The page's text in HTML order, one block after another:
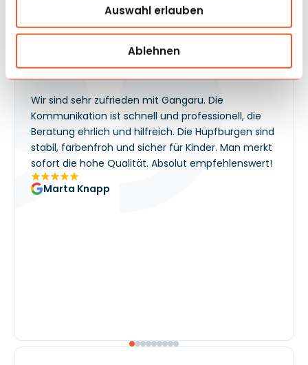
Auswahl erlauben
Ablehnen
der Familienzone aufrechtzuerhalten und den Wert des
gesamten Auftrags zu steigern.
Meinungenund Umsetzung
Unsere Kunden geben uns die Note 5!
Wir sind sehr zufrieden mit Gangaru. Die
Kommunikation ist schnell und professionell, die
Beratung ehrlich und hilfreich. Die Hüpfburgen sind
stabil, farbenfroh und sicher für Kinder. Man merkt
sofort die hohe Qualität. Absolut empfehlenswert!
Marta Knapp